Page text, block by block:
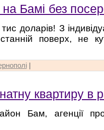
Бамі без
доларів! З
поверх, не
|
квартиру в
Бам, агенції